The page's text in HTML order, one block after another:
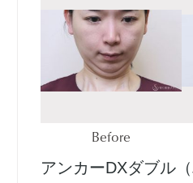
Before
アンカーDXダブル